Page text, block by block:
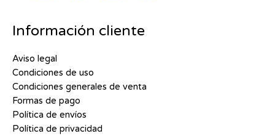
Información cliente
Aviso legal
Condiciones de uso
Condiciones generales de venta
Formas de pago
Política de envíos
Política de privacidad